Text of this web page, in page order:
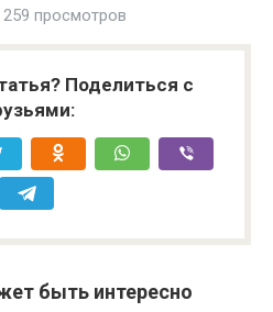
259 просмотров
Поделиться с
быть интересно